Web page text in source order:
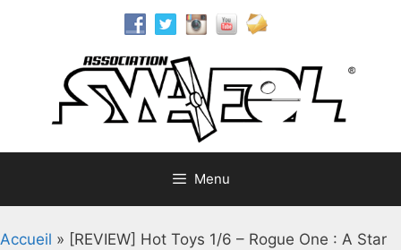
Menu
Accueil » [REVIEW] Hot Toys 1/6 – Rogue One : A Star